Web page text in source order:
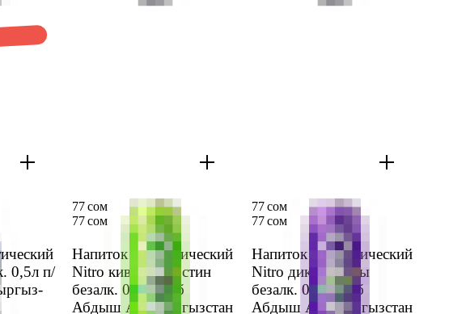
0,5л п/
Напиток энерге­тический
Nitro киви/манго­стин
безалк. 0,45л ж/б
Абдыш Ата Кыргыз­стан
77 сом
77 сом
Напиток энерге­тический
Nitro дикие ягоды
безалк. 0,45л ж/б
Абдыш Ата Кыргыз­стан
77 сом
77 сом